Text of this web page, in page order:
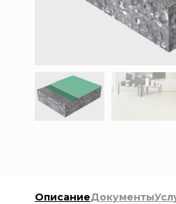
ОписаниеДокументы